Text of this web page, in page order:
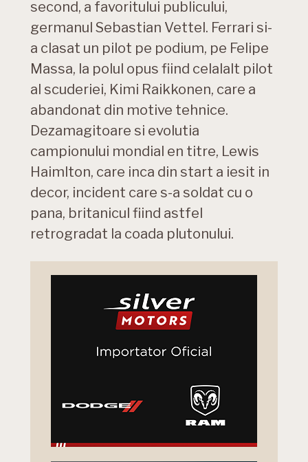
second, a favoritului publicului,
germanul Sebastian Vettel. Ferrari si-
a clasat un pilot pe podium, pe Felipe
Massa, la polul opus fiind celalalt pilot
al scuderiei, Kimi Raikkonen, care a
abandonat din motive tehnice.
Dezamagitoare si evolutia
campionului mondial en titre, Lewis
Haimlton, care inca din start a iesit in
decor, incident care s-a soldat cu o
pana, britanicul fiind astfel
retrogradat la coada plutonului.